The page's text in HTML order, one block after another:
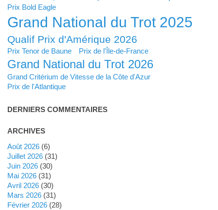
Prix Bold Eagle
Grand National du Trot 2025
Qualif Prix d'Amérique 2026
Prix Tenor de Baune Prix de l'Île-de-France
Grand National du Trot 2026
Grand Critérium de Vitesse de la Côte d'Azur
Prix de l'Atlantique
DERNIERS COMMENTAIRES
ARCHIVES
août 2026(6)
juillet 2026(31)
juin 2026(30)
mai 2026(31)
avril 2026(30)
mars 2026(31)
février 2026(28)